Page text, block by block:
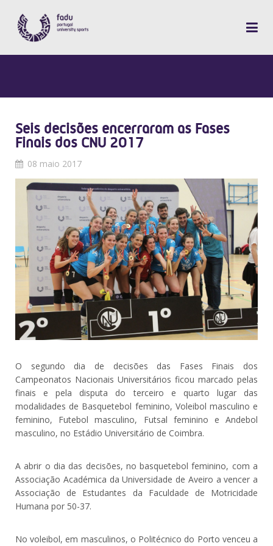
Seis decisões encerraram as Fases
Finais dos CNU 2017
08 maio 2017
O segundo dia de decisões das Fases Finais dos
Campeonatos Nacionais Universitários ficou marcado pelas
finais e pela disputa do terceiro e quarto lugar das
modalidades de Basquetebol feminino, Voleibol masculino e
feminino, Futebol masculino, Futsal feminino e Andebol
masculino, no Estádio Universitário de Coimbra.
A abrir o dia das decisões, no basquetebol feminino, com a
Associação Académica da Universidade de Aveiro a vencer a
Associação de Estudantes da Faculdade de Motricidade
Humana por 50-37.
No voleibol, em masculinos, o Politécnico do Porto venceu a